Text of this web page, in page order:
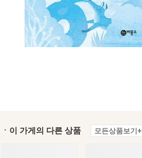
ㆍ이 가게의 다른 상품 모든상품보기+